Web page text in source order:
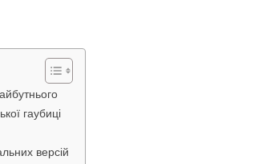
гаубиці
версій